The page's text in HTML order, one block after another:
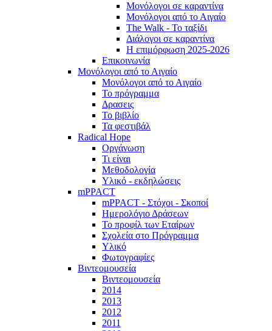
Μονόλογοι σε καραντίνα
Μονόλογοι από το Αιγαίο
The Walk - Το ταξίδι
Διάλογοι σε καραντίνα
Η επιμόρφωση 2025-2026
Επικοινωνία
Μονόλογοι από το Αιγαίο
Μονόλογοι από το Αιγαίο
Το πρόγραμμα
Δρασεις
Το βιβλίο
Τα φεστιβάλ
Radical Hope
Οργάνωση
Τι είναι
Μεθοδολογία
Υλικό - εκδηλώσεις
mPPACT
mPPACT - Στόχοι - Σκοποί
Ημερολόγιο Δράσεων
Το προφίλ των Εταίρων
Σχολεία στο Πρόγραμμα
Υλικό
Φωτογραφίες
Βιντεομουσεία
Βιντεομουσεία
2014
2013
2012
2011